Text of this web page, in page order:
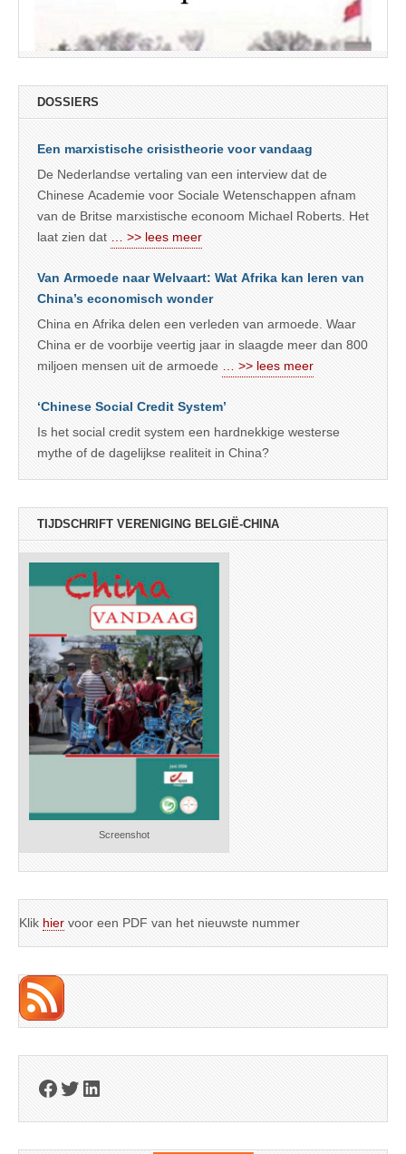
DOSSIERS
Een marxistische crisistheorie voor vandaag
De Nederlandse vertaling van een interview dat de
Chinese Academie voor Sociale Wetenschappen afnam
van de Britse marxistische econoom Michael Roberts. Het
laat zien dat
… >> lees meer
Van Armoede naar Welvaart: Wat Afrika kan leren van
China’s economisch wonder
China en Afrika delen een verleden van armoede. Waar
China er de voorbije veertig jaar in slaagde meer dan 800
miljoen mensen uit de armoede
… >> lees meer
‘Chinese Social Credit System’
Is het social credit system een hardnekkige westerse
mythe of de dagelijkse realiteit in China?
TIJDSCHRIFT VERENIGING BELGIË-CHINA
Screenshot
Klik hier voor een PDF van het nieuwste nummer
Facebook
Twitter
LinkedIn